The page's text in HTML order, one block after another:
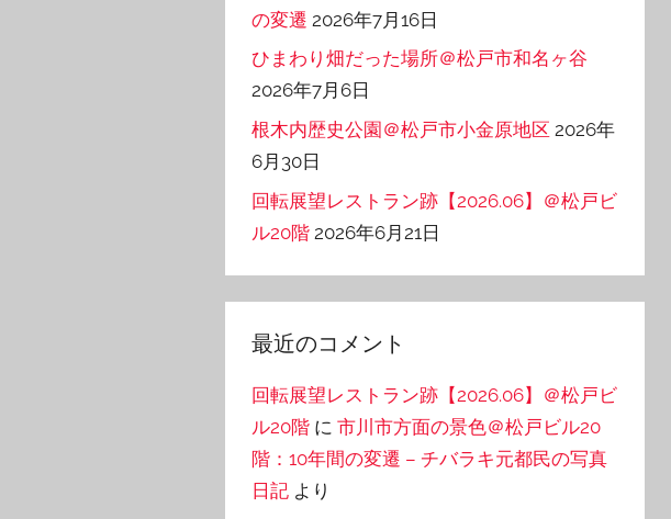
の変遷 2026年7月16日
ひまわり畑だった場所＠松戸市和名ヶ谷
2026年7月6日
根木内歴史公園＠松戸市小金原地区 2026年
6月30日
回転展望レストラン跡【2026.06】＠松戸ビ
ル20階 2026年6月21日
最近のコメント
回転展望レストラン跡【2026.06】＠松戸ビ
ル20階 に市川市方面の景色＠松戸ビル20
階：10年間の変遷 – チバラキ元都民の写真
日記 より